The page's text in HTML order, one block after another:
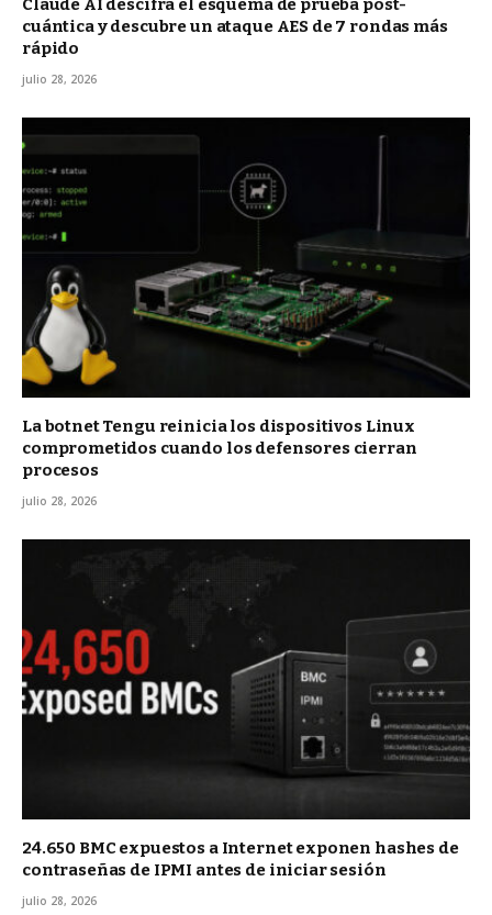
Claude AI descifra el esquema de prueba post-
cuántica y descubre un ataque AES de 7 rondas más
rápido
julio 28, 2026
La botnet Tengu reinicia los dispositivos Linux
comprometidos cuando los defensores cierran
procesos
julio 28, 2026
24.650 BMC expuestos a Internet exponen hashes de
contraseñas de IPMI antes de iniciar sesión
julio 28, 2026